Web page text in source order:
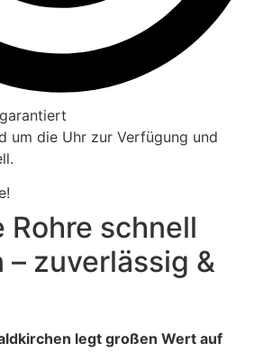
um die Uhr zur Verfügung und
schnell
zuverlässig &
legt großen Wert auf